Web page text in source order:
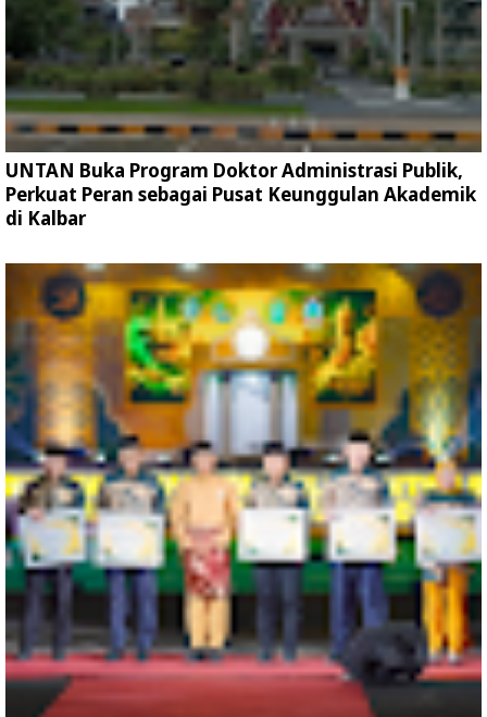
UNTAN Buka Program Doktor Administrasi Publik,
Perkuat Peran sebagai Pusat Keunggulan Akademik
di Kalbar